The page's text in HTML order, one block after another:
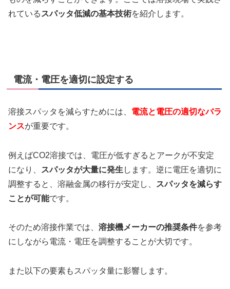
れている スパッタ低減の基本技術を紹介します。
電流・電圧を適切に設定する
溶接スパッタを減らすためには、 電流と電圧の適切なバラ
ンスが重要です。
例えばCO2溶接では、電圧が低すぎるとアークが不安定
になり、
スパッタが大量に発生 します。逆に電圧を適切に
調整すると、溶融金属の移行が安定し、
スパッタを減らす
ことが可能です。
そのため溶接作業では、 溶接機メーカーの推奨条件を参考
にしながら電流・電圧を調整することが大切です。
また以下の要素もスパッタ量に影響します。